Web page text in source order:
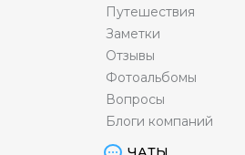
Путешествия
Заметки
Отзывы
Фотоальбомы
Вопросы
Блоги компаний